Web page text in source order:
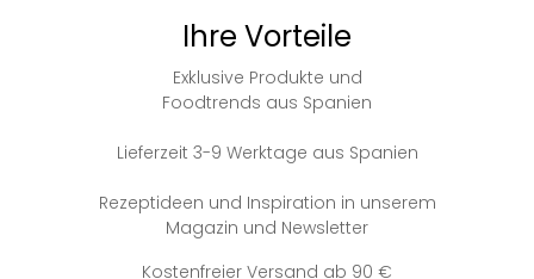
Ihre Vorteile
Exklusive Produkte und
Foodtrends aus Spanien
Lieferzeit 3-9 Werktage aus Spanien
Rezeptideen und Inspiration in unserem
Magazin und Newsletter
Kostenfreier Versand ab 90 €